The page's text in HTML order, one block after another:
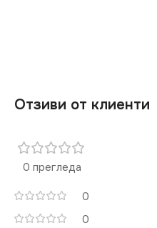
ЦВЕТНА
3000
СВЕТЛИНЕН ПОТОК
(LM)
Отзиви от клиенти
0 прегледа
0
0